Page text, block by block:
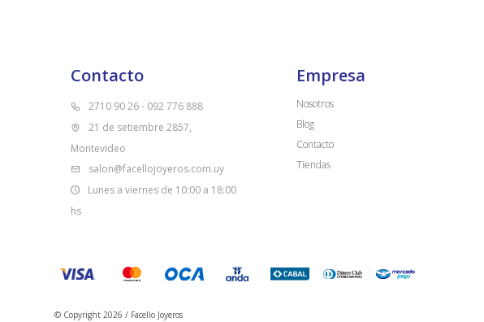
Contacto
2710 90 26 - 092 776 888
21 de setiembre 2857,
Montevideo
salon@facellojoyeros.com.uy
Lunes a viernes de 10:00 a 18:00
hs
Empresa
Nosotros
Blog
Contacto
Tiendas
© Copyright 2026 / Facello Joyeros